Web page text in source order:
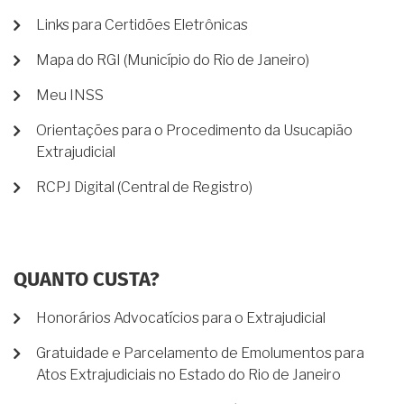
Links para Certidões Eletrônicas
Mapa do RGI (Município do Rio de Janeiro)
Meu INSS
Orientações para o Procedimento da Usucapião
Extrajudicial
RCPJ Digital (Central de Registro)
QUANTO CUSTA?
Honorários Advocatícios para o Extrajudicial
Gratuidade e Parcelamento de Emolumentos para
Atos Extrajudiciais no Estado do Rio de Janeiro